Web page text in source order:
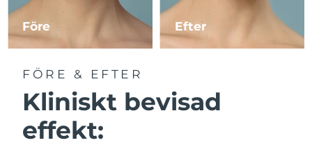
Före Efter
FÖRE & EFTER
Kliniskt bevisad
effekt:
Macao SAR Förväntad leverans 8/12/26
Malaysia
Malta Förväntad leverans
Mexiko